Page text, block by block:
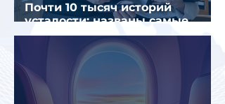
Почти 10 тысяч историй
усталости: названы самые
уставшие россияне